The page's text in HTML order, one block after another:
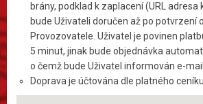
brány, podklad k zaplacení (URL
bude Uživateli doručen až po potvrzení
Provozovatele. Uživatel je povinen
5 minut, jinak bude objednávka
o čemž bude Uživatel informován e-
Doprava je účtována dle platného